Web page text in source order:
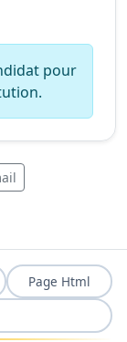
pour
Page Html